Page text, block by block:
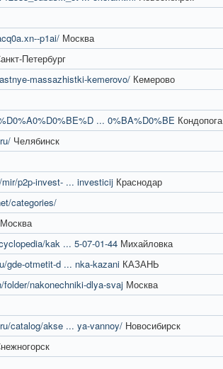
p1ai/ Москва
Петербург
massazhistki-kemerovo/ Кемерово
... 0%BA%D0%BE Кондопога
Челябинск
p2p-invest- ... investicij Краснодар
categories/
Москва
kak ... 5-07-01-44 Михайловка
gde-otmetit-d ... nka-kazani КАЗАНЬ
nakonechniki-dlya-svaj Москва
catalog/akse ... ya-vannoy/ Новосибирск